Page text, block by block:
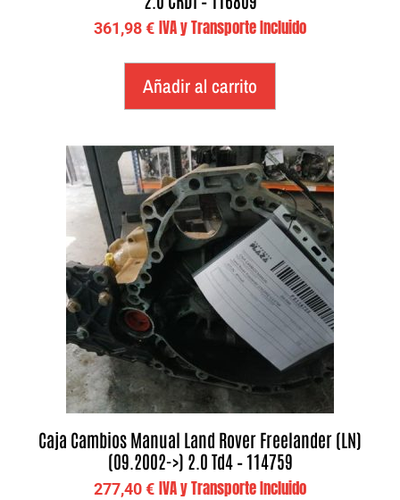
361,98€ IVA y Transporte Incluido
Añadir al carrito
Caja Cambios Manual Land Rover Freelander (LN)
(09.2002->) 2.0 Td4 – 114759
277,40€ IVA y Transporte Incluido